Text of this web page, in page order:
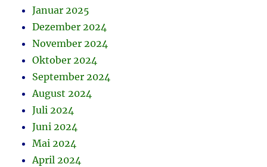
Januar 2025
Dezember 2024
November 2024
Oktober 2024
September 2024
August 2024
Juli 2024
Juni 2024
Mai 2024
April 2024